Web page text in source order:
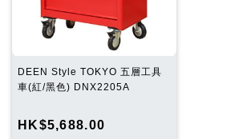
DEEN Style TOKYO 五層工具
車(紅/黑色) DNX2205A
HK$5,688.00